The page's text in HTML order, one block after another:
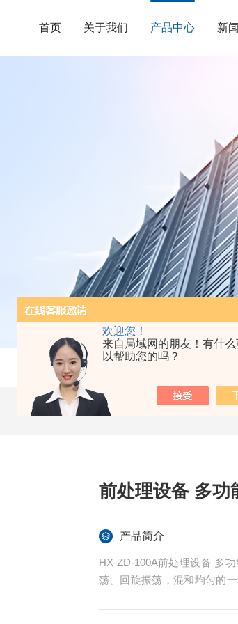
欢迎您！
来自局域网的朋友！有什么
以帮助您的吗？
首页 关于我们 产品中心 新
前处理设备 多功
产品简介
HX-ZD-100A前处理设备 多
荡、回旋振荡，混和均匀的